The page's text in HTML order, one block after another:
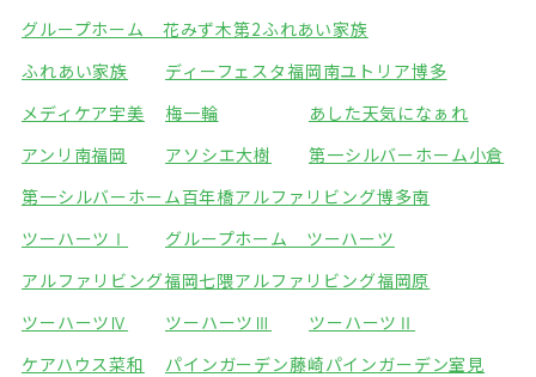
グループホーム 花みず木第2ふれあい家族
ふれあい家族
ディーフェスタ福岡南ユトリア博多
メディケア宇美
梅一輪
あした天気になぁれ
アンリ南福岡
アソシエ大樹
第一シルバーホーム小倉
第一シルバーホーム百年橋アルファリビング博多南
ツーハーツⅠ
グループホーム ツーハーツ
アルファリビング福岡七隈アルファリビング福岡原
ツーハーツⅣ
ツーハーツⅢ
ツーハーツⅡ
ケアハウス菜和
パインガーデン藤崎パインガーデン室見